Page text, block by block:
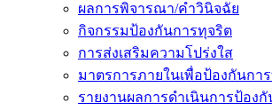
ผลการพิจารณา/คำวินิจฉัย
กิจกรรมป้องกันการทุจริต
การส่งเสริมความโปร่งใส
มาตรการภายในเพื่อป้องกันกา
รายงานผลการดำเนินการป้อง